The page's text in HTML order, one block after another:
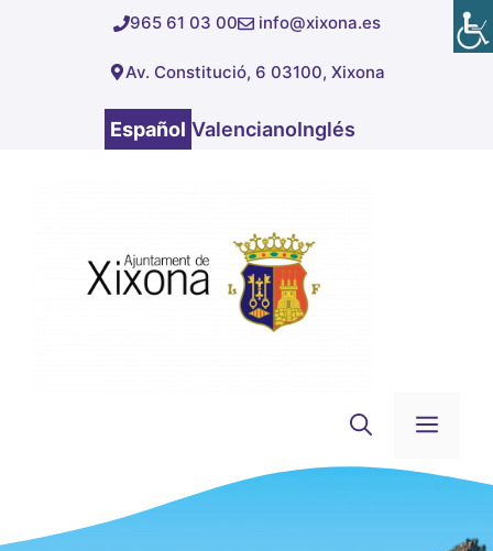
965 61 03 00 info@xixona.es
Av. Constitució, 6 03100, Xixona
Español ValencianoInglés